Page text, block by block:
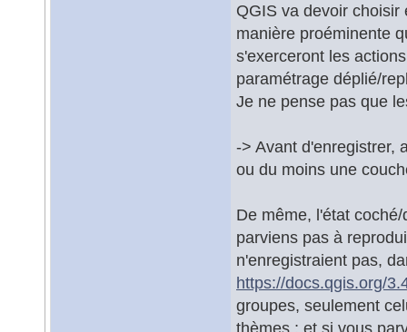
QGIS va devoir
manière proéminente
s'exerceront les
paramétrage déplié/
Je ne pense pas que
-> Avant d'enregistrer,
ou du moins une
De même, l'état
parviens pas à
n'enregistraient pas,
https://docs.qgis.org/
groupes, seulement
thèmes ; et si vous